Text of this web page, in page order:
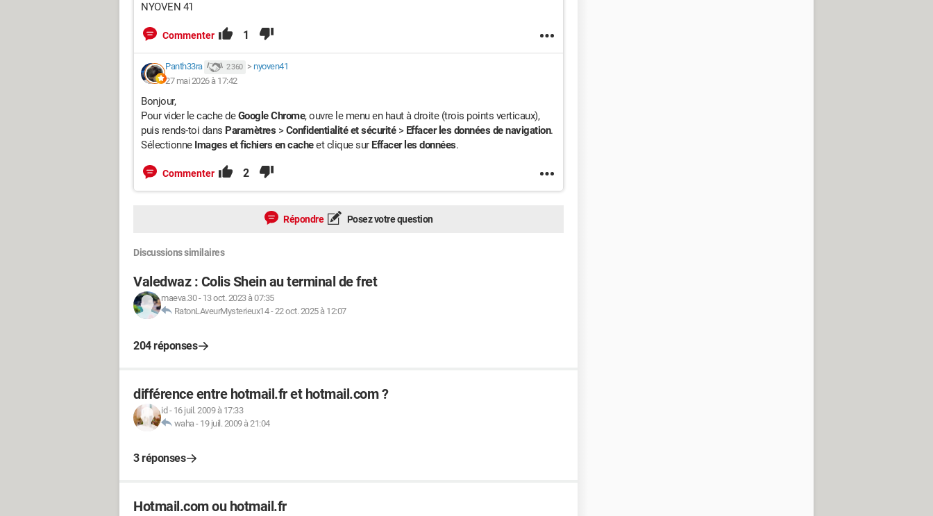
NYOVEN 41
Commenter 1
Panth33ra 2 360 > nyoven41
27 mai 2026 à 17:42
Bonjour,
Pour vider le cache deGoogle Chrome, ouvre le menu en haut à droite (trois points verticaux),
puis rends-toi dans Paramètres >Confidentialité et sécurité> Effacer les données de navigation.
Sélectionne Images et fichiers en cacheet clique sur Effacer les données.
Commenter 2
Répondre Posez votre question
Discussions similaires
Valedwaz : Colis Shein au terminal de fret
maeva.30- 13 oct. 2023 à 07:35
RatonLAveurMysterieux14-22 oct. 2025 à 12:07
204 réponses
différence entre hotmail.fr et hotmail.com ?
id- 16 juil. 2009 à 17:33
waha - 19 juil. 2009 à 21:04
3 réponses
Hotmail.com ou hotmail.fr